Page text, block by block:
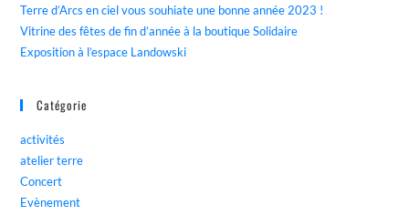
Terre d’Arcs en ciel vous souhiate une bonne année 2023 !
Vitrine des fêtes de fin d’année à la boutique Solidaire
Exposition à l’espace Landowski
Catégorie
activités
atelier terre
Concert
Evènement